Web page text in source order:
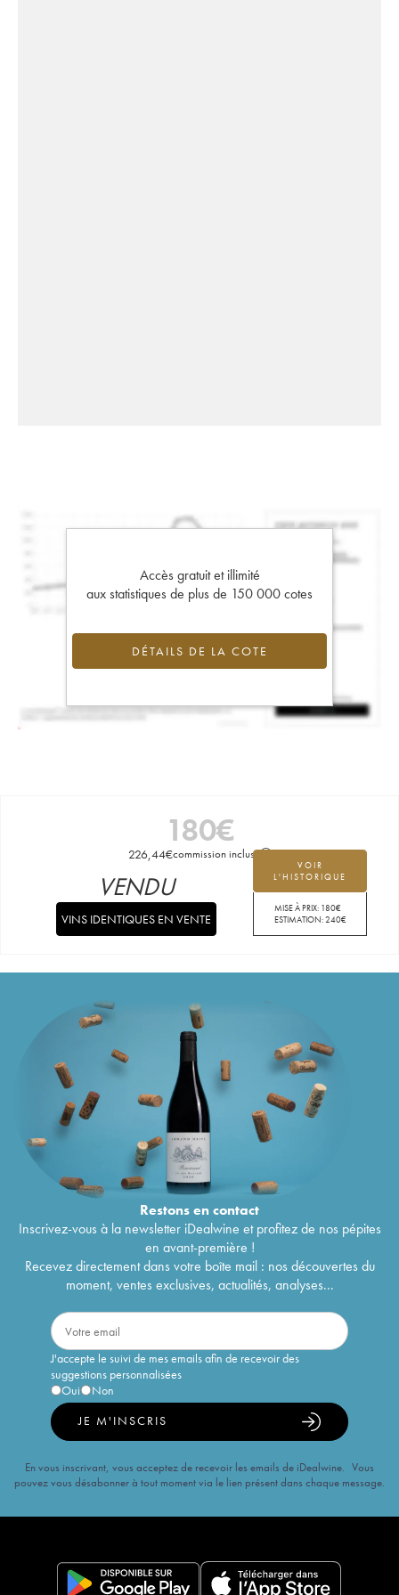
Accès gratuit et illimité
aux statistiques de plus de 150 000 cotes
DÉTAILS DE LA COTE
180€
226,44€commission incluse
VOIR
L'HISTORIQUE
MISE À PRIX: 180€
ESTIMATION:240€
VENDU
VINS IDENTIQUES EN VENTE
Restons encontact
Inscrivez-vous à la newsletter iDealwine et profitez de nos pépites
en avant-première !
Recevez directement dans votre boîte mail : nos découvertes du
moment, ventes exclusives, actualités, analyses...
J'accepte le suivi de mes emails afin de recevoir des
suggestions personnalisées
Oui
Non
JE M'INSCRIS
En vous inscrivant, vous acceptez de recevoir les emails de iDealwine. Vous
pouvez vous désabonner à tout moment via le lien présent dans chaque message.